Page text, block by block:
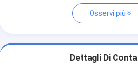
Osservi più
Dettagli Di